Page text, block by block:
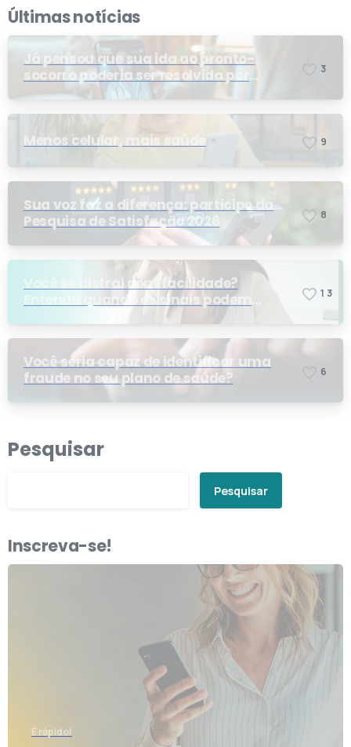
Últimas notícias
Já pensou que sua ida ao pronto-
socorro poderia ser resolvida por
telemedicina?
3
Menos celular, mais saúde 9
Sua voz faz a diferença: participe da
Pesquisa de Satisfação 2026
8
Você se distrai com facilidade?
Entenda quando os sinais podem
1 3
Você seria capaz de identificar uma
fraude no seu plano de saúde?
6
Pesquisar
Pesquisar
Inscreva-se!
É rápido!